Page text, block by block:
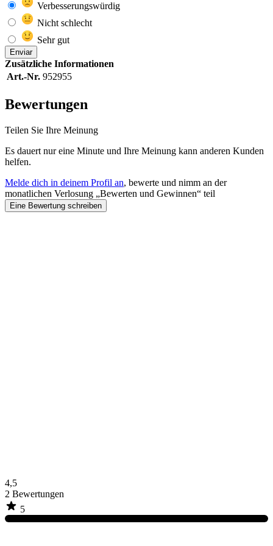
Verbesserungswürdig
Nicht schlecht
Sehr gut
Enviar
Zusätzliche Informationen
Art.-Nr. 952955
Bewertungen
Teilen Sie Ihre Meinung
Es dauert nur eine Minute und Ihre Meinung kann anderen Kunden
helfen.
Melde dich in deinem Profil an, bewerte und nimm an der
monatlichen Verlosung „Bewerten und Gewinnen“ teil
Eine Bewertung schreiben
4,5
2 Bewertungen
5